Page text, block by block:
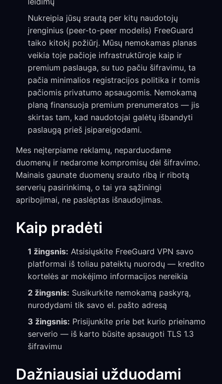
Nukreipia jūsų srautą per kitų naudotojų
įrenginius (peer-to-peer modelis) FreeGuard
taiko kitokį požiūrį. Mūsų nemokamas planas
veikia toje pačioje infrastruktūroje kaip ir
premium paslauga, su tuo pačiu šifravimu, ta
pačia minimalios registracijos politika ir tomis
pačiomis privatumo apsaugomis. Nemokamą
planą finansuoja premium prenumeratos — jis
skirtas tam, kad naudotojai galėtų išbandyti
paslaugą prieš įsipareigodami.
Mes neįterpiame reklamų, neparduodame
duomenų ir nedarome kompromisų dėl šifravimo.
Mainais gaunate duomenų srauto ribą ir ribotą
serverių pasirinkimą, o tai yra sąžiningi
apribojimai, ne paslėptas išnaudojimas.
Kaip pradėti
1 žingsnis: Atsisiųskite FreeGuard VPN savo
platformai iš toliau pateiktų nuorodų — kredito
kortelės ar mokėjimo informacijos nereikia
2 žingsnis: Susikurkite nemokamą paskyrą,
nurodydami tik savo el. pašto adresą
3 žingsnis: Prisijunkite prie bet kurio prieinamo
serverio — iš karto būsite apsaugoti TLS 1.3
šifravimu
Dažniausiai užduodami